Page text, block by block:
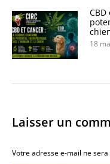
18
Laisser un
Votre adresse e-mail ne